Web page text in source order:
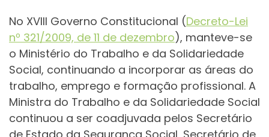
No XVIII Governo Constitucional (Decreto-Lei
nº 321/2009, de 11 de dezembro), manteve-se
o Ministério do Trabalho e da Solidariedade
Social, continuando a incorporar as áreas do
trabalho, emprego e formação profissional. A
Ministra do Trabalho e da Solidariedade Social
continuou a ser coadjuvada pelos Secretário